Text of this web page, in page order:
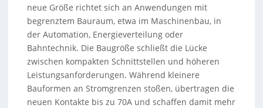
neue Größe richtet sich an Anwendungen mit
begrenztem Bauraum, etwa im Maschinenbau, in
der Automation, Energieverteilung oder
Bahntechnik. Die Baugröße schließt die Lücke
zwischen kompakten Schnittstellen und höheren
Leistungsanforderungen. Während kleinere
Bauformen an Stromgrenzen stoßen, übertragen die
neuen Kontakte bis zu 70A und schaffen damit mehr